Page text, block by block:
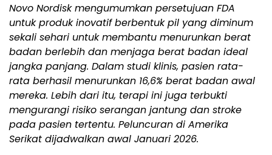
Novo Nordisk mengumumkan persetujuan FDA
untuk produk inovatif berbentuk pil yang diminum
sekali sehari untuk membantu menurunkan berat
badan berlebih dan menjaga berat badan ideal
jangka panjang. Dalam studi klinis, pasien rata-
rata berhasil menurunkan 16,6% berat badan awal
mereka. Lebih dari itu, terapi ini juga terbukti
mengurangi risiko serangan jantung dan stroke
pada pasien tertentu. Peluncuran di Amerika
Serikat dijadwalkan awal Januari 2026.